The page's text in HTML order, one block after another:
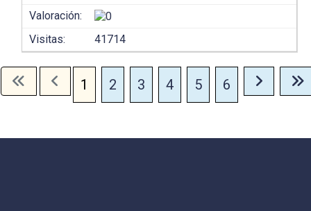
Valoración:
Visitas:
41714
1 2 3 4 5 6